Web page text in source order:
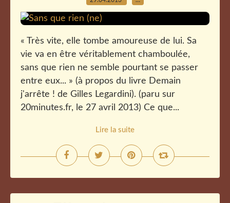
« Très vite, elle tombe amoureuse de lui. Sa
vie va en être véritablement chamboulée,
sans que rien ne semble pourtant se passer
entre eux... » (à propos du livre Demain
j'arrête ! de Gilles Legardini). (paru sur
20minutes.fr, le 27 avril 2013) Ce que...
Lire la suite